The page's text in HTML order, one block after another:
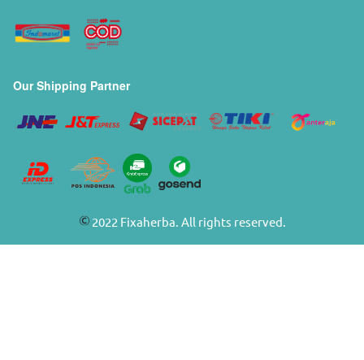
Our Shipping Partner
2022 Fixaherba. All rights reserved.